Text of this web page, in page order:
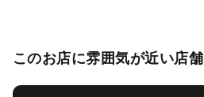
このお店に雰囲気が近い店舗